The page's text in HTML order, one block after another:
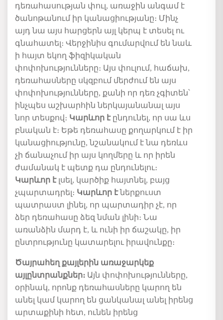
դեռահասության փուլ, առաջին անգամ է
ծանոթանում իր կանացիությանը։ Մինչ
այդ նա այս հարցերն այլ կերպ է տեսել ու
գնահատել։ Վերջինիս գումարվում են նաև
ի հայտ եկող ֆիզիկական
փոփոխությունները։ Այս փուլում, հաճախ,
դեռահասները սկզբում մերժում են այս
փոփոխությունները, քանի որ դեռ չգիտեն՝
ինչպես աշխարհին ներկայանանալ այս
նոր տեսքով։ Կարևոր էընդունել, որ սա ևս
բնական է։ Եթե դեռահասը քողարկում է իր
կանացիությունը,նշանակում է նա դեռևս
չի ճանաչում իր այս կողմերը և որ իրեն
ժամանակ է պետք դա ընդունելու։
Կարևոր էլսել, կարծիք հայտնել, բայց
չպարտադրել։ Կարևոր էներքուստ
պատրաստ լինել, որ պարտադիր չէ, որ
ձեր դեռահասը ձեզնման լինի։ Նա
առանձին մարդ է, և ունի իր ճաշակը, իր
ընտրությունը կատարելու իրավունքը։
Ծայրահեղ քայլերին առաջարկեք
այլընտրանքներ։ Այն փոփոխությունները,
օրինակ, որոնք դեռահասները կարող են
անել կամ կարող են ցանկանալ անել իրենց
արտաքինի հետ, ունեն իրենց